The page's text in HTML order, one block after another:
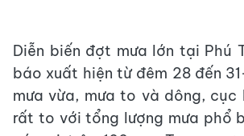
Diễn biến đợt mưa lớn tại Phú
báo xuất hiện từ đêm 28 đến
mưa vừa, mưa to và dông, cục
rất to với tổng lượng mưa phổ